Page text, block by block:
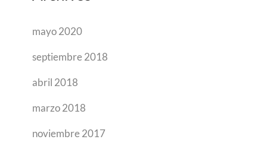
mayo 2020
septiembre 2018
abril 2018
marzo 2018
noviembre 2017